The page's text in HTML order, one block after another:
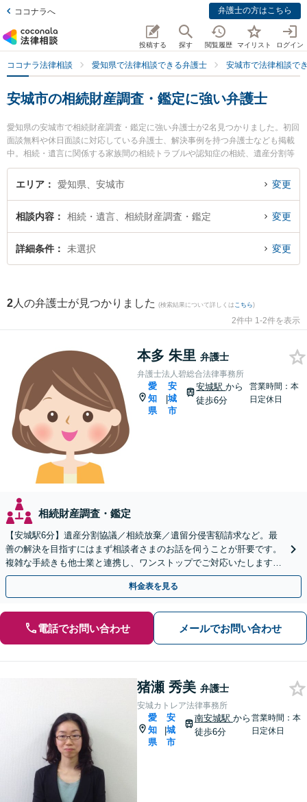
ココナラへ 弁護士の方はこちら
投稿する 探す 閲覧履歴 マイリスト ログイン
ココナラ法律相談 愛知県で法律相談できる弁護士 安城市で法律相談で
安城市の相続財産調査・鑑定に強い弁護士
愛知県の安城市で相続財産調査・鑑定に強い弁護士が2名見つかりました。初回
面談無料や休日面談に対応している弁護士、解決事例を持つ弁護士なども掲載
中。相続・遺言に関係する家族間の相続トラブルや認知症の相続、遺産分割等
の細かな分野での絞り込み検索もでき便利です。特に弁護士法人碧総合法律事
務所の本多 朱里弁護士や安城カトレア法律事務所の猪瀬 秀美弁護士のプロフィ
『相続財産調査・鑑定のトラブル解決の実績豊富な近くの弁護士を検索した
い』『初回相談無料で相続財産調査・鑑定を法律相談できる安城市内の弁護士
に相談予約したい』などでお困りの相談者さんにおすすめです。
エリア 愛知県、安城市 変更
相談内容 相続・遺言、相続財産調査・鑑定 変更
詳細条件 未選択 変更
2 人の弁護士が見つかりました (検索結果について詳しくは こちら)
2件中 1-2件を表示
本多 朱里 弁護士
弁護士法人碧総合法律事務所
愛
知
県
|
安
城
市
安城駅から
徒歩6分
営業時間：本
日定休日
相続財産調査・鑑定
【安城駅6分】遺産分割協議／相続放棄／遺留分侵害額請求など。最
善の解決を目指すにはまず相談者さまのお話を伺うことが肝要です。
複雑な手続きも他士業と連携し、ワンストップでご対応いたします
【ビデオ面談OK】
料金表を見る
電話でお問い合わせ メールでお問い合わせ
猪瀬 秀美 弁護士
安城カトレア法律事務所
愛
知
県
|
安
城
市
南安城駅 から
徒歩6分
営業時間：本
日定休日